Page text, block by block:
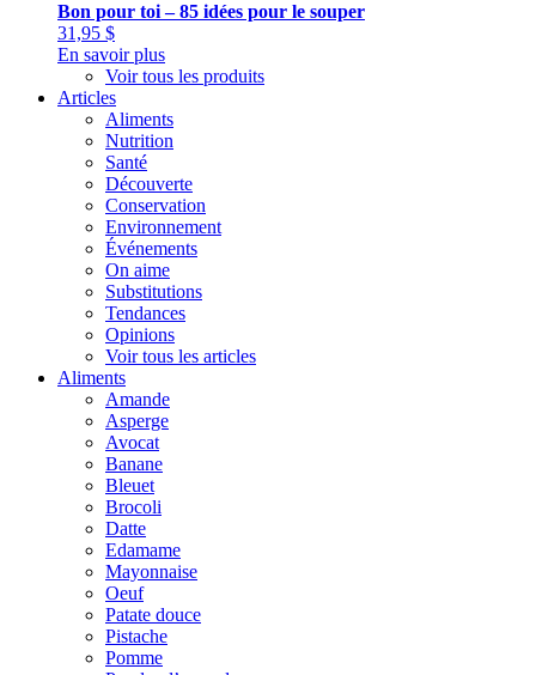
Bon pour toi – 85 idées pour le souper
31,95 $
En savoir plus
Voir tous les produits
Articles
Aliments
Nutrition
Santé
Découverte
Conservation
Environnement
Événements
On aime
Substitutions
Tendances
Opinions
Voir tous les articles
Aliments
Amande
Asperge
Avocat
Banane
Bleuet
Brocoli
Datte
Edamame
Mayonnaise
Oeuf
Patate douce
Pistache
Pomme